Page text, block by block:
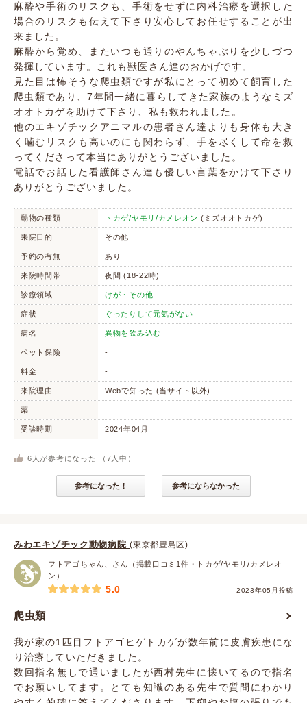
麻酔や手術のリスクも、手術をせずに内科治療を選択した
場合のリスクも伝えて下さり安心してお任せすることが出
来ました。
麻酔から覚め、またいつも通りのやんちゃぶりを少しづつ
発揮しています。これも獣医さん達のおかげです。
見た目は怖そうな爬虫類ですが私にとって初めて飼育した
爬虫類であり、7年間一緒に暮らしてきた家族のようなミズ
オオトカゲを助けて下さり、私も救われました。
他のエキゾチックアニマルの患者さん達よりも身体も大き
く噛むリスクも高いのにも関わらず、手を尽くして命を救
ってくださって本当にありがとうございました。
電話でお話した看護師さん達も優しい言葉をかけて下さり
ありがとうございました。
動物の種類 トカゲ/ヤモリ/カメレオン (ミズオオトカゲ)
来院目的 その他
予約の有無 あり
来院時間帯 夜間 (18-22時)
診療領域 けが・その他
症状 ぐったりして元気がない
病名 異物を飲み込む
ペット保険 -
料金 -
来院理由 Webで知った (当サイト以外)
薬 -
受診時期 2024年04月
6 人が参考になった （ 7 人中）
参考になった！ 参考にならなかった
みわエキゾチック動物病院(東京都豊島区)
フトアゴちゃん、さん（掲載口コミ1件・トカゲ/ヤモリ/カメレオ
ン）
2023年05月投稿
5.0
爬虫類
我が家の1匹目フトアゴヒゲトカゲが数年前に皮膚疾患にな
り治療していただきました。
数回指名無しで通いましたが西村先生に懐いてるので指名
でお願いしてます。とても知識のある先生で質問にわかり